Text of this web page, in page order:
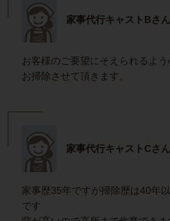
家事代行キャストBさ
お客様のご要望にそえられるよう
お掃除させて頂きます。
家事代行キャストCさ
家事歴35年ですが掃除歴は40年
です